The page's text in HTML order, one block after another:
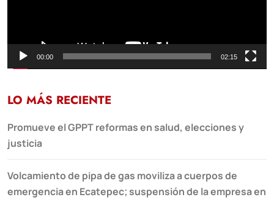
00:00 02:15
LO MÁS RECIENTE
Promueve el GPPT reformas en salud, elecciones y
justicia
Volcamiento de pipa de gas moviliza a cuerpos de
emergencia en Ecatepec; suspensión de la empresa en